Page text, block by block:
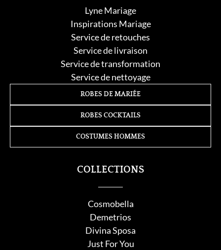
Lyne Mariage
Inspirations Mariage
Service de retouches
Service de livraison
Service de transformation
Service de nettoyage
COLLECTIONS
Cosmobella
Demetrios
Divina Sposa
Just For You
ROBES DE MARIÉE
ROBES COCKTAILS
COSTUMES HOMMES